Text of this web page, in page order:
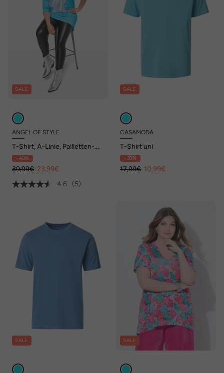
SALE
ANGEL OF STYLE
T-Shirt, A-Linie, Pailletten-
Stern, V-Ausschnitt, 3/4-
Ärmel
- 40%
39,99€ 23,99€
4.6
(5)
SALE
CASAMODA
T-Shirt uni
- 39%
17,99€ 10,99€
SALE SALE